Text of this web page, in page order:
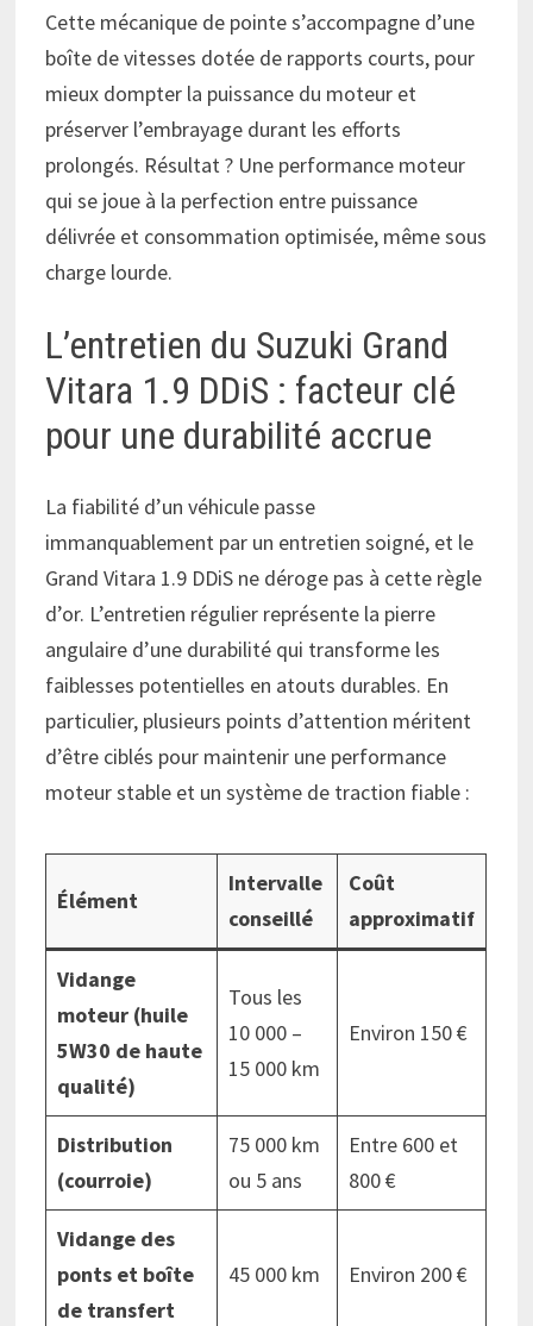
Cette mécanique de pointe s’accompagne d’une
boîte de vitesses dotée de rapports courts, pour
mieux dompter la puissance du moteur et
préserver l’embrayage durant les efforts
prolongés. Résultat ? Une performance moteur
qui se joue à la perfection entre puissance
délivrée et consommation optimisée, même sous
charge lourde.
L’entretien du Suzuki Grand
Vitara 1.9 DDiS : facteur clé
pour une durabilité accrue
La fiabilité d’un véhicule passe
immanquablement par un entretien soigné, et le
Grand Vitara 1.9 DDiS ne déroge pas à cette règle
d’or. L’entretien régulier représente la pierre
angulaire d’une durabilité qui transforme les
faiblesses potentielles en atouts durables. En
particulier, plusieurs points d’attention méritent
d’être ciblés pour maintenir une performance
moteur stable et un système de traction fiable :
Élément
Intervalle
conseillé
Coût
approximatif
Vidange
moteur (huile
5W30 de haute
qualité)
Tous les
10 000 –
15 000 km
Environ 150 €
Distribution
(courroie)
75 000 km
ou 5 ans
Entre 600 et
800 €
Vidange des
ponts et boîte
de transfert
45 000 km Environ 200 €